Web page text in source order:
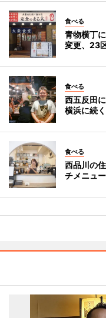
食べる
青物横丁
変更、23
食べる
西五反田
横浜に続
食べる
西品川の
チメニュ